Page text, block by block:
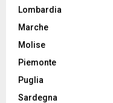
Lombardia
Marche
Molise
Piemonte
Puglia
Sardegna